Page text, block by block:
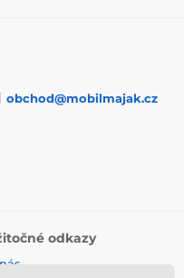
obchod@mobilmajak.cz
odkazy